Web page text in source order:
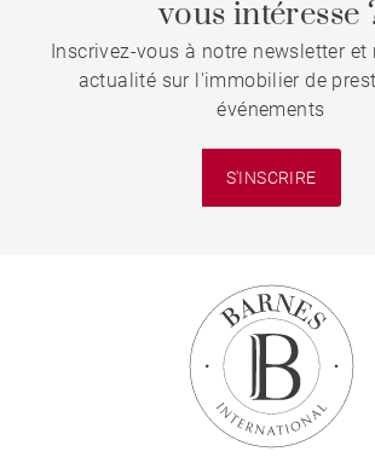
vous intéresse
Inscrivez-vous à notre newsletter et
actualité sur l'immobilier de
événements
S'INSCRIRE